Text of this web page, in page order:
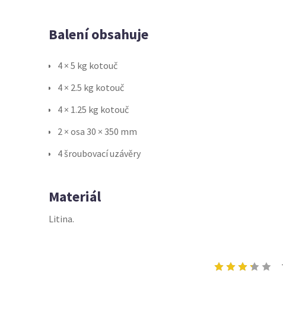
Balení obsahuje
4 × 5 kg kotouč
4 × 2.5 kg kotouč
4 × 1.25 kg kotouč
2 × osa 30 × 350 mm
4 šroubovací uzávěry
Materiál
Litina.